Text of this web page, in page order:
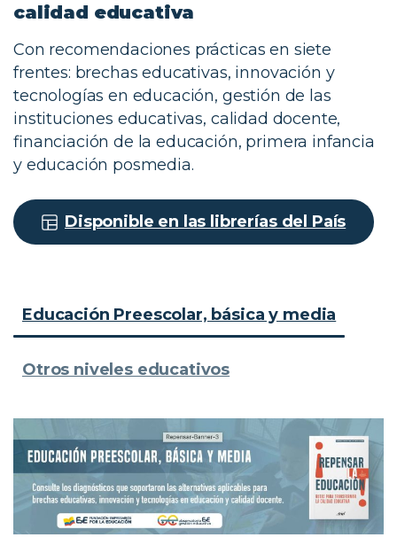
calidad educativa
Con recomendaciones prácticas en siete
frentes: brechas educativas, innovación y
tecnologías en educación, gestión de las
instituciones educativas, calidad docente,
financiación de la educación, primera infancia
y educación posmedia.
Disponible en las librerías del País
Educación Preescolar, básica y media
Otros niveles educativos